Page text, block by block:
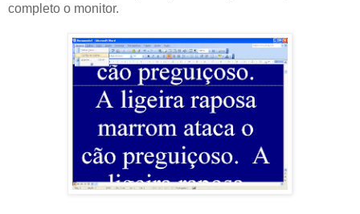
completo o monitor.